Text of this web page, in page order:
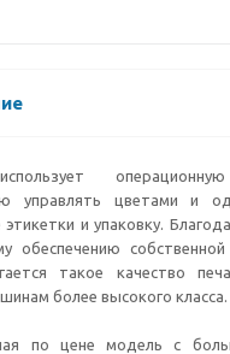
управлять цветами и
и упаковку.
обеспечению
такое качество
более высокого класса.
по цене модель с